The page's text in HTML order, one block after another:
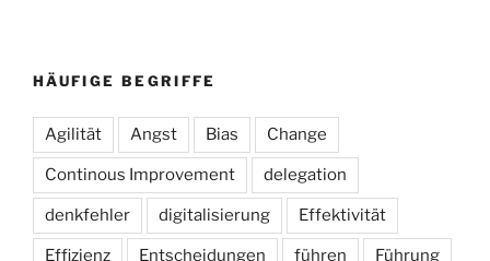
HÄUFIGE BEGRIFFE
Agilität Angst Bias Change
Continous Improvement delegation
denkfehler digitalisierung Effektivität
Effizienz Entscheidungen führen Führung